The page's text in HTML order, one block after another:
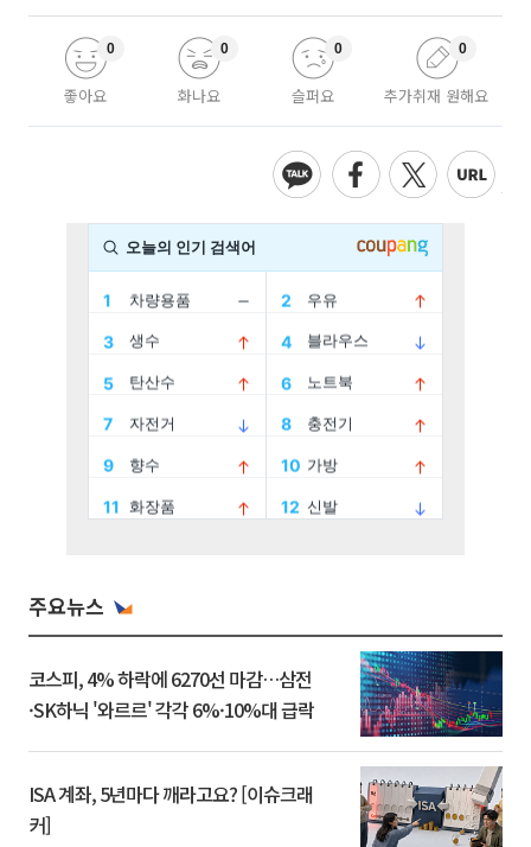
좋아요
0
화나요
0
슬퍼요
0
추가취재 원해요
0
주요뉴스
코스피, 4% 하락에 6270선 마감…삼전
·SK하닉 '와르르' 각각 6%·10%대 급락
ISA 계좌, 5년마다 깨라고요? [이슈크래
커]